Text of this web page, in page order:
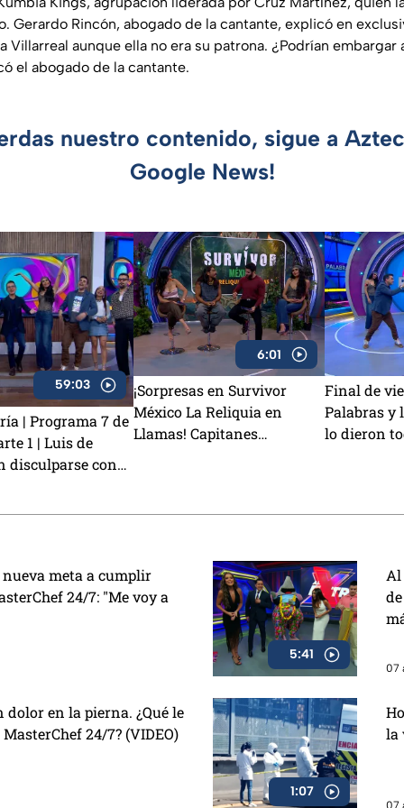
Gerardo Rincón, abogado de la cantante, explicó en
Villarreal aunque ella no era su patrona. ¿Podrían embargar
el abogado de la cantante.
nuestro contenido, sigue a
Google News!
59:03
| Programa 7 de
1 | Luis de
disculparse con
6:01
¡Sorpresas en Survivor
México La Reliquia en
Llamas! Capitanes
Final de
Palabras y
lo dieron
meta a cumplir
24/7: "Me voy a
5:41
Al
07
en la pierna. ¿Qué le
24/7? (VIDEO)
1:07
la
07